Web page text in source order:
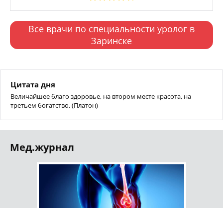
Все врачи по специальности уролог в
Заринске
Цитата дня
Величайшее благо здоровье, на втором месте красота, на
третьем богатство. (Платон)
Мед.журнал